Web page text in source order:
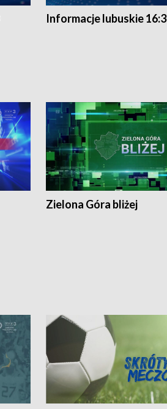
Informacje lubuskie
Zielona Góra bliżej